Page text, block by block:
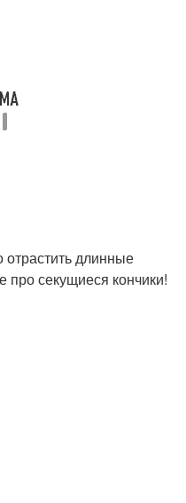
длинные
про секущиеся кончики!